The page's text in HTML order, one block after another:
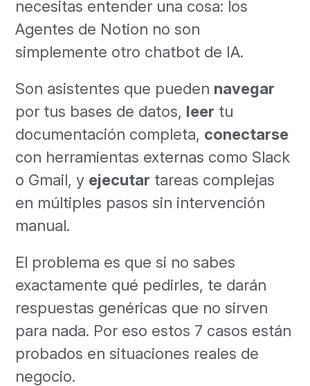
necesitas entender una cosa: los
Agentes de Notion no son
simplemente otro chatbot de IA.
Son asistentes que pueden navegar
por tus bases de datos, leer tu
documentación completa, conectarse
con herramientas externas como Slack
o Gmail, y ejecutar tareas complejas
en múltiples pasos sin intervención
manual.
El problema es que si no sabes
exactamente qué pedirles, te darán
respuestas genéricas que no sirven
para nada. Por eso estos 7 casos están
probados en situaciones reales de
negocio.